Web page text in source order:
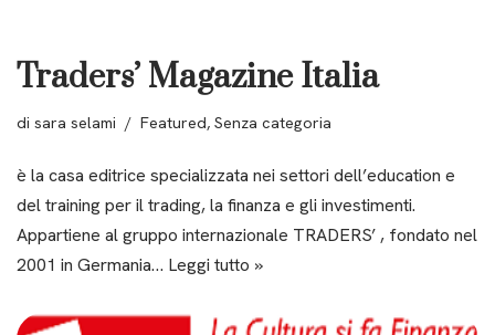
Traders’ Magazine Italia
di sara selami Featured, Senza categoria
è la casa editrice specializzata nei settori dell’education e
del training per il trading, la finanza e gli investimenti.
Appartiene al gruppo internazionale TRADERS’ , fondato nel
2001 in Germania… Leggi tutto »